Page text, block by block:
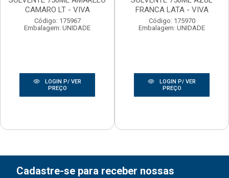
CAMARO LT - VIVA
Código: 175967
Embalagem: UNIDADE
LOGIN P/ VER
PREÇO
FRANCA LATA - VIVA
Código: 175970
Embalagem: UNIDADE
LOGIN P/ VER
PREÇO
Cadastre-se para receber nossas